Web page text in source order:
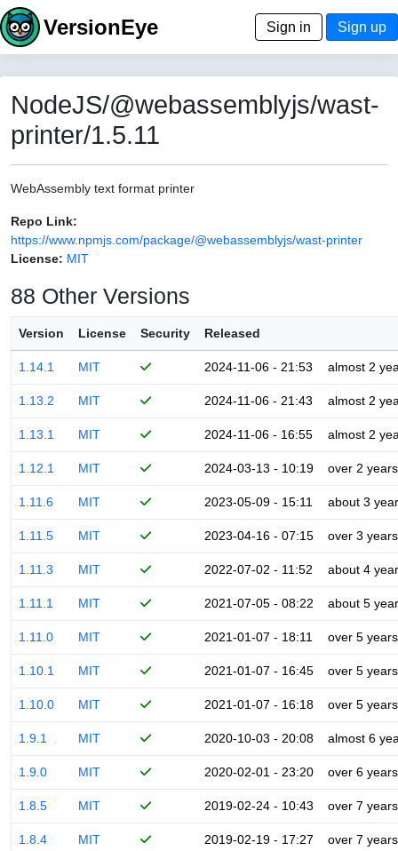
VersionEye Sign in Sign up
NodeJS/@webassemblyjs/wast-
printer/1.5.11
WebAssembly text format printer
Repo Link:
https://www.npmjs.com/package/@webassemblyjs/wast-printer
License: MIT
88 Other Versions
Version License Security Released
1.14.1 MIT 2024-11-06 - 21:53 almost 2
1.13.2 MIT 2024-11-06 - 21:43 almost 2
1.13.1 MIT 2024-11-06 - 16:55 almost 2
1.12.1 MIT 2024-03-13 - 10:19 over 2 years
1.11.6 MIT 2023-05-09 - 15:11 about 3
1.11.5 MIT 2023-04-16 - 07:15 over 3 years
1.11.3 MIT 2022-07-02 - 11:52 about 4
1.11.1 MIT 2021-07-05 - 08:22 about 5
1.11.0 MIT 2021-01-07 - 18:11 over 5 years
1.10.1 MIT 2021-01-07 - 16:45 over 5 years
1.10.0 MIT 2021-01-07 - 16:18 over 5 years
1.9.1 MIT 2020-10-03 - 20:08 almost 6
1.9.0 MIT 2020-02-01 - 23:20 over 6 years
1.8.5 MIT 2019-02-24 - 10:43 over 7 years
1.8.4 MIT 2019-02-19 - 17:27 over 7 years